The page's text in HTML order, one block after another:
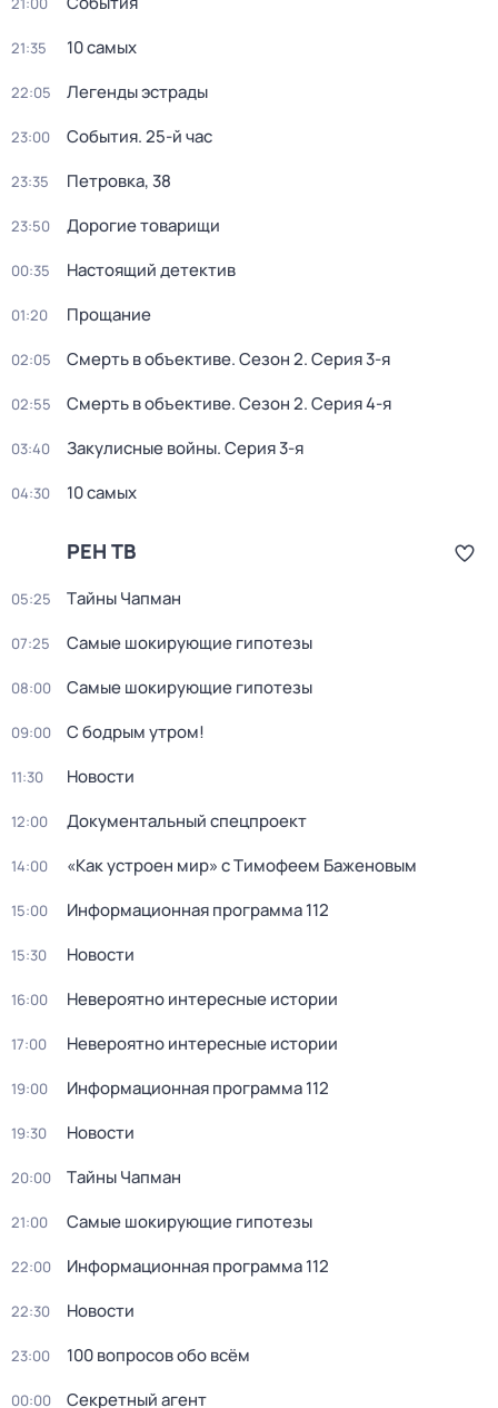
21:35 10 самых
22:05 Легенды эстрады
23:00 События. 25-й час
23:35 Петровка, 38
23:50 Дорогие товарищи
00:35 Настоящий детектив
01:20 Прощание
02:05 Смерть в объективе. Сезон 2. Серия 3-я
02:55 Смерть в объективе. Сезон 2. Серия 4-я
03:40 Закулисные войны. Серия 3-я
04:30 10 самых
РЕН ТВ
05:25 Тaйны Чапман
07:25 Самые шoкиpующие гипотезы
08:00 Самые шoкиpующие гипотезы
09:00 С бодрым утром!
11:30 Новости
12:00 Докyментальный спецпроeкт
14:00 «Как устроен мир» с Тимофеем Баженовым
15:00 Информационная программа 112
15:30 Новости
16:00 Невероятно интересные истории
17:00 Невероятно интересные истории
19:00 Информационная программа 112
19:30 Новости
20:00 Тaйны Чапман
21:00 Самые шoкиpующие гипотезы
22:00 Информационная программа 112
22:30 Новости
23:00 100 вопросов обо всём
00:00 Секретный агент